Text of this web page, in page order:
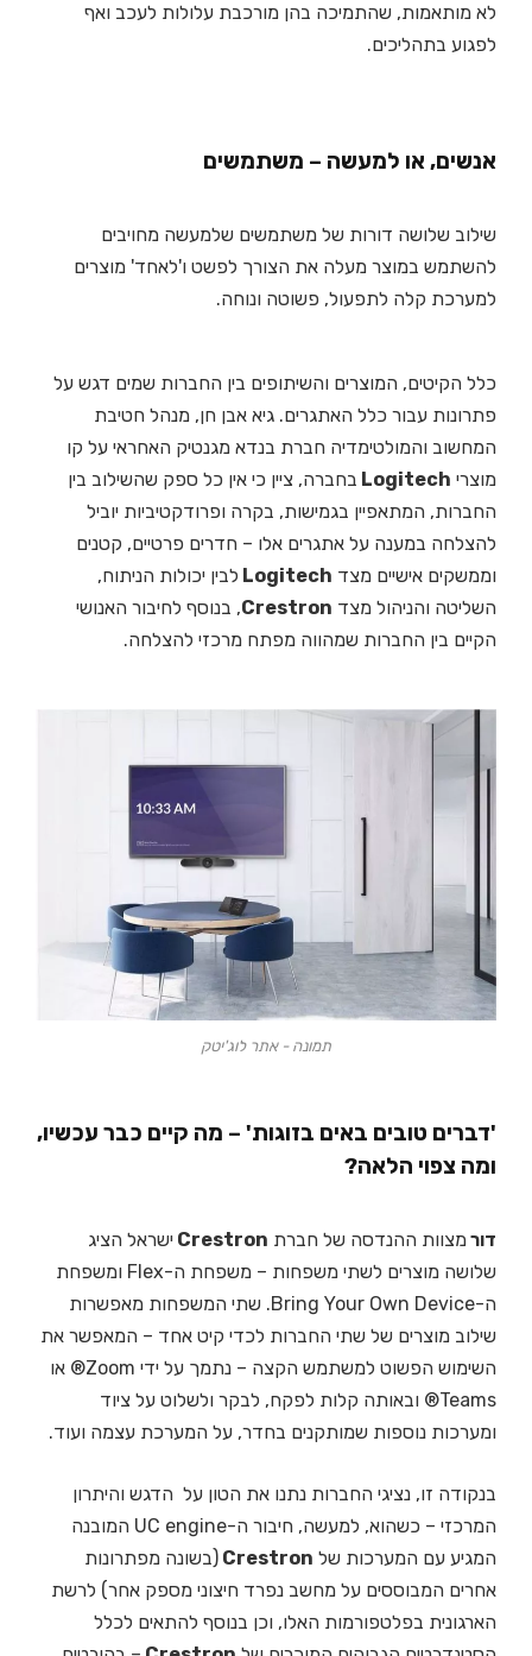
לא מותאמות, שהתמיכה בהן מורכבת עלולות לעכב ואף
לפגוע בתהליכים.
אנשים, או למעשה – משתמשים
שילוב שלושה דורות של משתמשים שלמעשה מחויבים
להשתמש במוצר מעלה את הצורך לפשט ו'לאחד' מוצרים
למערכת קלה לתפעול, פשוטה ונוחה.
כלל הקיטים, המוצרים והשיתופים בין החברות שמים דגש על
פתרונות עבור כלל האתגרים. גיא אבן חן, מנהל חטיבת
המחשוב והמולטימדיה חברת בנדא מגנטיק האחראי על קו
מוצרי Logitech בחברה, ציין כי אין כל ספק שהשילוב בין
החברות, המתאפיין בגמישות, בקרה ופרודקטיביות יוביל
להצלחה במענה על אתגרים אלו – חדרים פרטיים, קטנים
וממשקים אישיים מצד Logitech לבין יכולות הניתוח,
השליטה והניהול מצד Crestron, בנוסף לחיבור האנושי
הקיים בין החברות שמהווה מפתח מרכזי להצלחה.
תמונה - אתר לוג'יטק
'דברים טובים באים בזוגות' – מה קיים כבר עכשיו,
ומה צפוי הלאה?
דור מצוות ההנדסה של חברת Crestron ישראל הציג
שלושה מוצרים לשתי משפחות – משפחת ה-Flex ומשפחת
ה-Bring Your Own Device. שתי המשפחות מאפשרות
שילוב מוצרים של שתי החברות לכדי קיט אחד – המאפשר את
השימוש הפשוט למשתמש הקצה – נתמך על ידי Zoom® או
Teams® ובאותה קלות לפקח, לבקר ולשלוט על ציוד
ומערכות נוספות שמותקנים בחדר, על המערכת עצמה ועוד.
בנקודה זו, נציגי החברות נתנו את הטון על הדגש והיתרון
המרכזי – כשהוא, למעשה, חיבור ה-UC engine המובנה
המגיע עם המערכות של Crestron (בשונה מפתרונות
אחרים המבוססים על מחשב נפרד חיצוני מספק אחר) לרשת
הארגונית בפלטפורמות האלו, וכן בנוסף להתאים לכלל